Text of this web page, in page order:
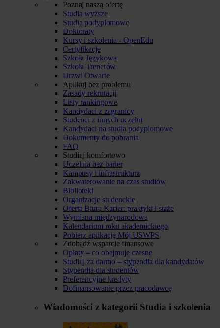
Poznaj naszą ofertę
Studia wyższe
Studia podyplomowe
Doktoraty
Kursy i szkolenia - OpenEdu
Certyfikacje
Szkoła Językowa
Szkoła Trenerów
Drzwi Otwarte
Aplikuj bez problemu
Zasady rekrutacji
Listy rankingowe
Kandydaci z zagranicy
Studenci z innych uczelni
Kandydaci na studia podyplomowe
Dokumenty do pobrania
FAQ
Studiuj komfortowo
Uczelnia bez barier
Kampusy i infrastruktura
Zakwaterowanie na czas studiów
Biblioteki
Organizacje studenckie
Oferta Biura Karier: praktyki i staże
Wymiana międzynarodowa
Kalendarium roku akademickiego
Pobierz aplikację Mój USWPS
Zdobądź wsparcie finansowe
Opłaty – co obejmuje czesne
Studiuj za darmo – stypendia dla kandydatów
Stypendia dla studentów
Preferencyjne kredyty
Dofinansowanie przez pracodawcę
Wiadomości z kategorii Studia i szkolenia